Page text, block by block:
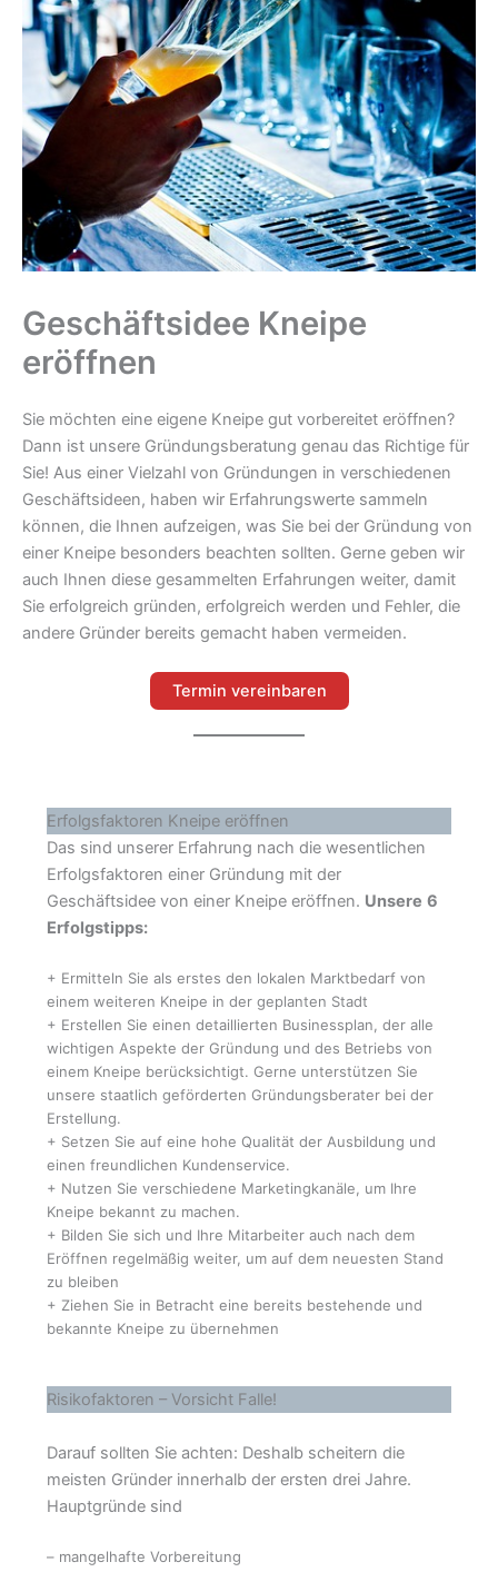
Geschäftsidee Kneipe
eröffnen
Sie möchten eine eigene Kneipe gut vorbereitet eröffnen?
Dann ist unsere Gründungsberatung genau das Richtige für
Sie! Aus einer Vielzahl von Gründungen in verschiedenen
Geschäftsideen, haben wir Erfahrungswerte sammeln
können, die Ihnen aufzeigen, was Sie bei der Gründung von
einer Kneipe besonders beachten sollten. Gerne geben wir
auch Ihnen diese gesammelten Erfahrungen weiter, damit
Sie erfolgreich gründen, erfolgreich werden und Fehler, die
andere Gründer bereits gemacht haben vermeiden.
Termin vereinbaren
Erfolgsfaktoren Kneipe eröffnen
Das sind unserer Erfahrung nach die wesentlichen
Erfolgsfaktoren einer Gründung mit der
Geschäftsidee von einer Kneipe eröffnen. Unsere 6
Erfolgstipps:
+ Ermitteln Sie als erstes den lokalen Marktbedarf von
einem weiteren Kneipe in der geplanten Stadt
+ Erstellen Sie einen detaillierten Businessplan, der alle
wichtigen Aspekte der Gründung und des Betriebs von
einem Kneipe berücksichtigt. Gerne unterstützen Sie
unsere staatlich geförderten Gründungsberater bei der
Erstellung.
+ Setzen Sie auf eine hohe Qualität der Ausbildung und
einen freundlichen Kundenservice.
+ Nutzen Sie verschiedene Marketingkanäle, um Ihre
Kneipe bekannt zu machen.
+ Bilden Sie sich und Ihre Mitarbeiter auch nach dem
Eröffnen regelmäßig weiter, um auf dem neuesten Stand
zu bleiben
+ Ziehen Sie in Betracht eine bereits bestehende und
bekannte Kneipe zu übernehmen
Risikofaktoren – Vorsicht Falle!
Darauf sollten Sie achten: Deshalb scheitern die
meisten Gründer innerhalb der ersten drei Jahre.
Hauptgründe sind
– mangelhafte Vorbereitung